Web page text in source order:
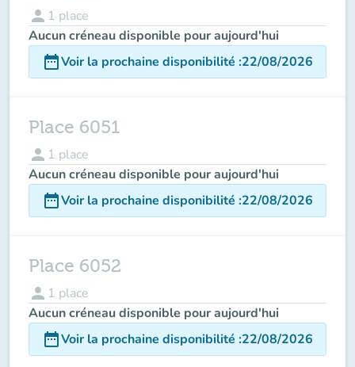
person 1 place
Aucun créneau disponible pour aujourd'hui
date_rangeVoir la prochaine disponibilité :22/08/2026
Place 6051
person 1 place
Aucun créneau disponible pour aujourd'hui
date_rangeVoir la prochaine disponibilité :22/08/2026
Place 6052
person 1 place
Aucun créneau disponible pour aujourd'hui
date_rangeVoir la prochaine disponibilité :22/08/2026